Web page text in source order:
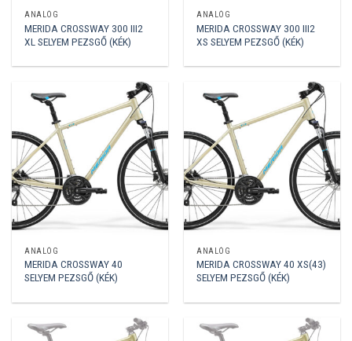
ANALÓG
MERIDA CROSSWAY 300 III2
XL SELYEM PEZSGŐ (KÉK)
ANALÓG
MERIDA CROSSWAY 300 III2
XS SELYEM PEZSGŐ (KÉK)
ANALÓG
MERIDA CROSSWAY 40
SELYEM PEZSGŐ (KÉK)
ANALÓG
MERIDA CROSSWAY 40 XS(43)
SELYEM PEZSGŐ (KÉK)